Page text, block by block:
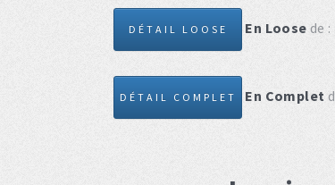
DÉTAIL LOOSE En Loose de :
DÉTAIL COMPLET En Complet